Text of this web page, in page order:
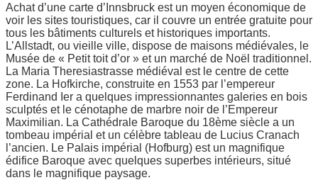
Achat d’une carte d’Innsbruck est un moyen économique de
voir les sites touristiques, car il couvre un entrée gratuite pour
tous les bâtiments culturels et historiques importants.
L’Allstadt, ou vieille ville, dispose de maisons médiévales, le
Musée de « Petit toit d’or » et un marché de Noël traditionnel.
La Maria Theresiastrasse médiéval est le centre de cette
zone. La Hofkirche, construite en 1553 par l’empereur
Ferdinand Ier a quelques impressionnantes galeries en bois
sculptés et le cénotaphe de marbre noir de l’Empereur
Maximilian. La Cathédrale Baroque du 18ème siècle a un
tombeau impérial et un célèbre tableau de Lucius Cranach
l’ancien. Le Palais impérial (Hofburg) est un magnifique
édifice Baroque avec quelques superbes intérieurs, situé
dans le magnifique paysage.